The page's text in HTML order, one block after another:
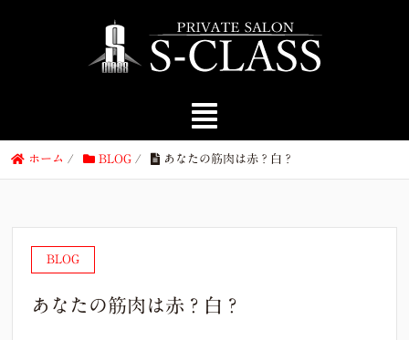
ホーム / BLOG / あなたの筋肉は赤？白？
BLOG
あなたの筋肉は赤？白？